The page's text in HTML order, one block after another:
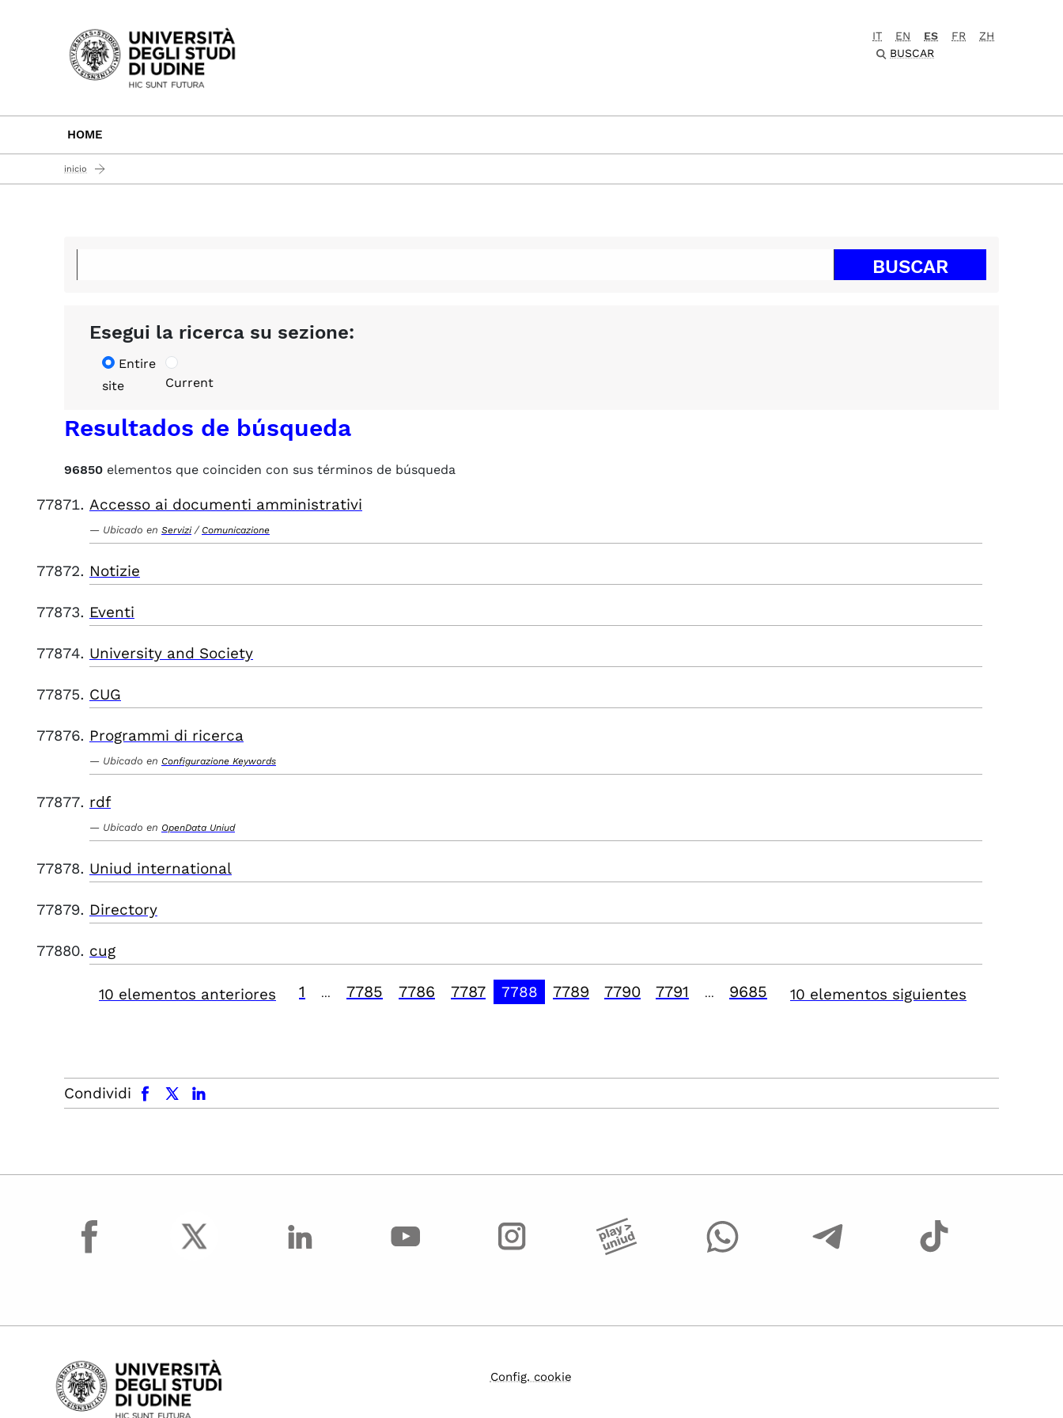
Passa al contenuto principale
IT EN ES FR
ZH
BUSCAR
HOME
inicio
Esegui la ricerca su sezione:
Entire
site
Current
Resultados de búsqueda
96850 elementos que coinciden con sus términos de búsqueda
Accesso ai documenti amministrativi
Ubicado en Servizi / Comunicazione
Notizie
Eventi
University and Society
CUG
Programmi di ricerca
Ubicado en Configurazione Keywords
rdf
Ubicado en OpenData Uniud
Uniud international
Directory
cug
10 elementos anteriores 1 7785 7786 7787 7788 7789 7790 7791 9685 10 elementos siguientes
Condividi
facebook x.com linkedin
facebook
Config. cookie